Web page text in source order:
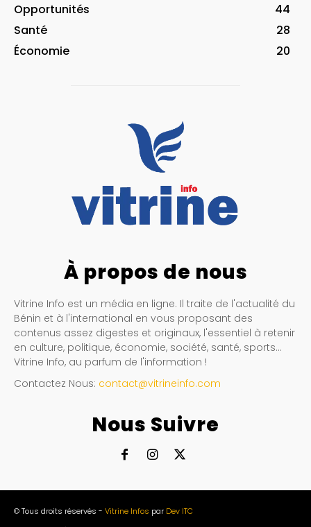
Opportunités
44
Santé
28
Économie
20
À propos de nous
Vitrine Info est un média en ligne. Il traite de l'actualité du
Bénin et à l'international en vous proposant des
contenus assez digestes et originaux, l'essentiel à retenir
en culture, politique, économie, société, santé, sports…
Vitrine Info, au parfum de l'information !
Contactez Nous: contact@vitrineinfo.com
Nous Suivre
© Tous droits réservés - Vitrine Infos par Dev ITC